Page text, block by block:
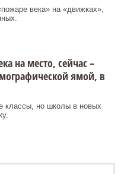
века» на «движках»,
на место, сейчас –
ямой, в
классы, но школы в новых